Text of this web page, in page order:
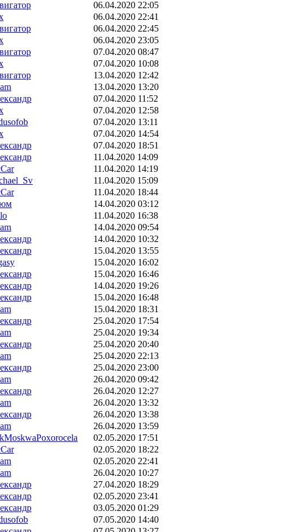
06.04.2020 22:05
06.04.2020 22:41
06.04.2020 22:45
06.04.2020 23:05
07.04.2020 08:47
07.04.2020 10:08
13.04.2020 12:42
13.04.2020 13:20
07.04.2020 11:52
07.04.2020 12:58
07.04.2020 13:11
07.04.2020 14:54
07.04.2020 18:51
11.04.2020 14:09
11.04.2020 14:19
11.04.2020 15:09
11.04.2020 18:44
14.04.2020 03:12
11.04.2020 16:38
14.04.2020 09:54
14.04.2020 10:32
15.04.2020 13:55
15.04.2020 16:02
15.04.2020 16:46
14.04.2020 19:26
15.04.2020 16:48
15.04.2020 18:31
25.04.2020 17:54
25.04.2020 19:34
25.04.2020 20:40
25.04.2020 22:13
25.04.2020 23:00
26.04.2020 09:42
26.04.2020 12:27
26.04.2020 13:32
26.04.2020 13:38
26.04.2020 13:59
02.05.2020 17:51
02.05.2020 18:22
02.05.2020 22:41
26.04.2020 10:27
27.04.2020 18:29
02.05.2020 23:41
03.05.2020 01:29
07.05.2020 14:40